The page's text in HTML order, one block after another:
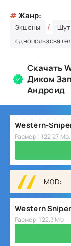
# Жанр:
Экшены /
Скачать
Диком
Андроид
Размер:: 122.27 Mb,
MOD:
Размер: 122.3 Mb